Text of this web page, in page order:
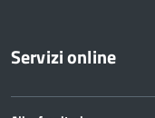
Servizi online